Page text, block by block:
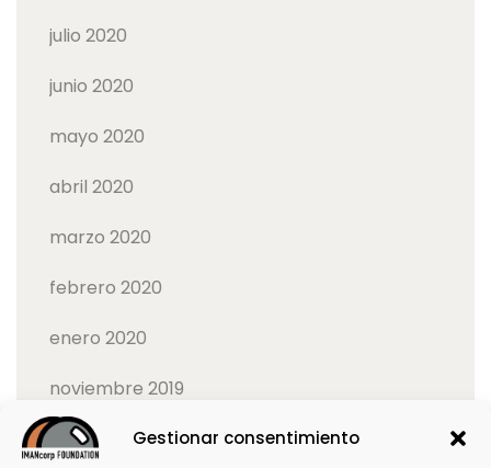
Gestionar consentimiento
julio 2020
junio 2020
mayo 2020
abril 2020
marzo 2020
febrero 2020
enero 2020
noviembre 2019
octubre 2019